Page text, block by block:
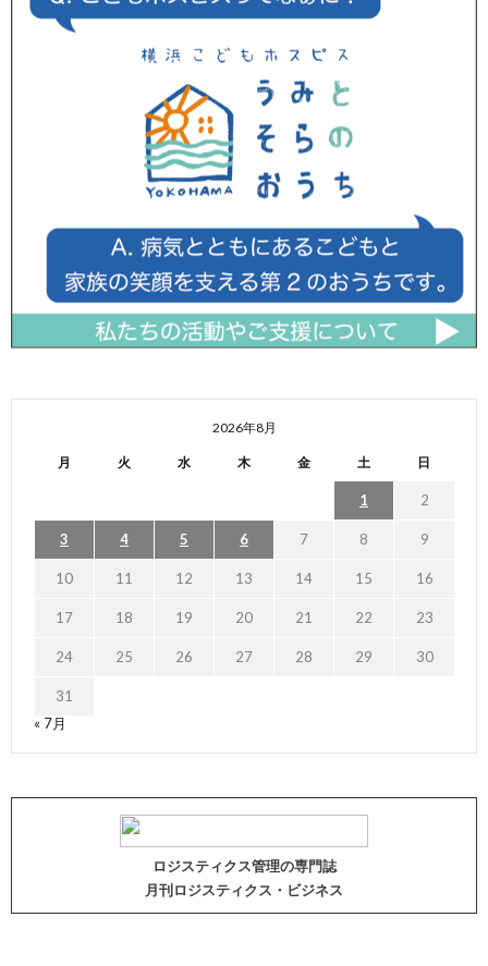
2026年8月
月 火 水 木 金 土 日
1 2
3 4 5 6 7 8 9
10 11 12 13 14 15 16
17 18 19 20 21 22 23
24 25 26 27 28 29 30
31
« 7月
ロジスティクス管理の専門誌
月刊ロジスティクス・ビジネス